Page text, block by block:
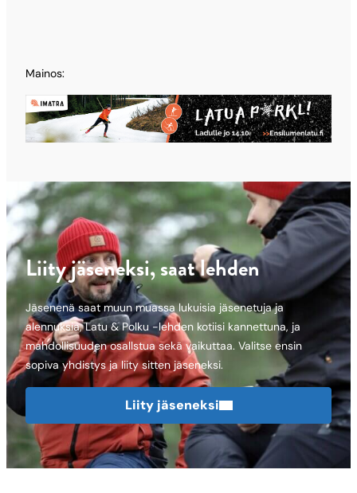
Mainos:
Liity jäseneksi, saat lehden
Jäsenenä saat muun muassa lukuisia jäsenetuja ja
alennuksia, Latu & Polku -lehden kotiisi kannettuna, ja
mahdollisuuden osallstua sekä vaikuttaa. Valitse ensin
sopiva yhdistys ja liity sitten jäseneksi.
Liity jäseneksi